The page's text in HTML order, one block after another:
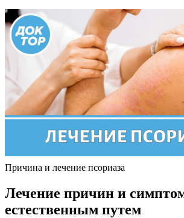
Причина и лечение псориаза
Лечение причин и
естественным путем